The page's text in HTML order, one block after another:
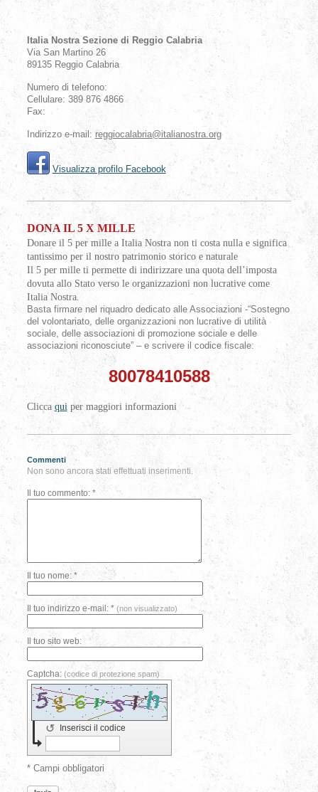
Italia Nostra Sezione di Reggio Calabria
Via San Martino 26
89135 Reggio Calabria
Numero di telefono:
Cellulare: 389 876 4866
Fax:
Indirizzo e-mail: reggiocalabria@italianostra.org
Visualizza profilo Facebook
DONA IL 5 X MILLE
Donare il 5 per mille a Italia Nostra non ti costa nulla e significa
tantissimo per il nostro patrimonio storico e naturale
Il 5 per mille ti permette di indirizzare una quota dell’imposta
dovuta allo Stato verso le organizzazioni non lucrative come
Italia Nostra.
Basta firmare nel riquadro dedicato alle Associazioni -“Sostegno
del volontariato, delle organizzazioni non lucrative di utilità
sociale, delle associazioni di promozione sociale e delle
associazioni riconosciute” – e scrivere il codice fiscale:
80078410588
Clicca quiper maggiori informazioni
Commenti
Non sono ancora stati effettuati inserimenti.
Il tuo commento: *
Il tuo nome: *
Il tuo indirizzo e-mail: * (non visualizzato)
Il tuo sito web:
Captcha: (codice di protezione spam)
Inserisci il codice
↺
* Campi obbligatori